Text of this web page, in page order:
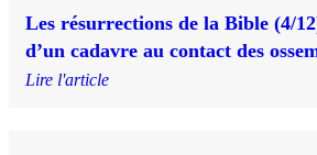
Les résurrections de la Bible (4/
d’un cadavre au contact des
Lire l'article